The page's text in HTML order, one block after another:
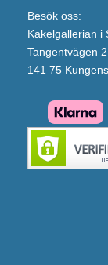
Besök oss:
Kakelgallerian i
Tangentvägen 2
141 75